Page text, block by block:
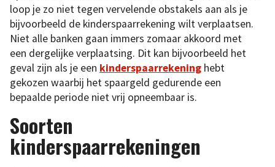
loop je zo niet tegen vervelende obstakels aan als je
bijvoorbeeld de kinderspaarrekening wilt verplaatsen.
Niet alle banken gaan immers zomaar akkoord met
een dergelijke verplaatsing. Dit kan bijvoorbeeld het
geval zijn als je een kinderspaarrekening hebt
gekozen waarbij het spaargeld gedurende een
bepaalde periode niet vrij opneembaar is.
Soorten
kinderspaarrekeningen